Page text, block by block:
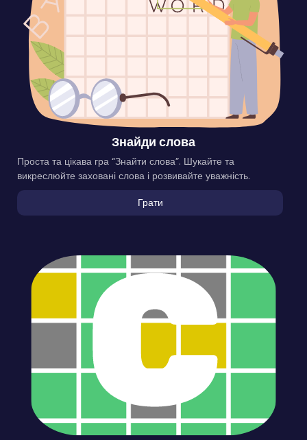
Знайди слова
Проста та цікава гра “Знайти слова”. Шукайте та
викреслюйте заховані слова і розвивайте уважність.
Грати